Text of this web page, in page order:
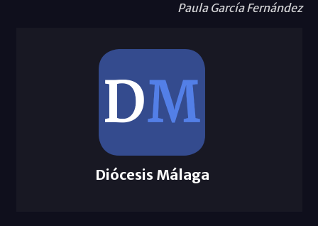
Paula García Fernández
Diócesis Málaga